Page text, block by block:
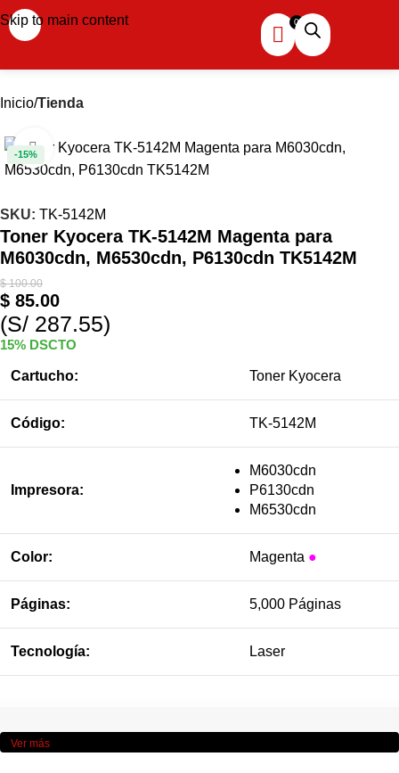
Skip to main content
Inicio Tienda
-15% Haga clic para ampliar
SKU: TK-5142M
Toner Kyocera TK-5142M Magenta para
M6030cdn, M6530cdn, P6130cdn TK5142M
$100.00
$ 85.00
(S/ 287.55)
15% DSCTO
Cartucho: Toner Kyocera
Código: TK-5142M
Impresora:
M6030cdn
P6130cdn
M6530cdn
Color: Magenta ●
Páginas: 5,000 Páginas
Tecnología: Laser
Ver más